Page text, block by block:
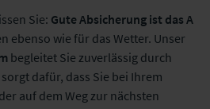
Sie: Gute Absicherung ist das A
ebenso wie für das Wetter. Unser
begleitet Sie zuverlässig durch
dafür, dass Sie bei Ihrem
auf dem Weg zur nächsten